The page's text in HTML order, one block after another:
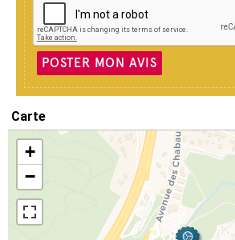
POSTER MON AVIS
Carte
+
−